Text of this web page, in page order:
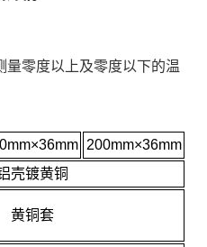
量零度以上及零度以下的温
200mm×36mm
壳镀黄铜
黄铜套